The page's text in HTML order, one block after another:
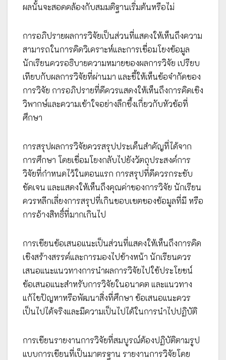
ผลนั้นจะสอดคล้องกับสมมติฐานเริ่มต้นหรือไม่
การอภิปรายผลการวิจัยเป็นส่วนที่แสดงให้เห็นถึงความ
สามารถในการคิดวิเคราะห์และการเชื่อมโยงข้อมูล
นักเรียนควรอธิบายความหมายของผลการวิจัย เปรียบ
เทียบกับผลการวิจัยที่ผ่านมา และชี้ให้เห็นข้อจำกัดของ
การวิจัย การอภิปรายที่ดีควรแสดงให้เห็นถึงการคิดเชิง
วิพากษ์และความเข้าใจอย่างลึกซึ้งเกี่ยวกับหัวข้อที่
ศึกษา
การสรุปผลการวิจัยควรสรุปประเด็นสำคัญที่ได้จาก
การศึกษา โดยเชื่อมโยงกลับไปยังวัตถุประสงค์การ
วิจัยที่กำหนดไว้ในตอนแรก การสรุปที่ดีควรกระชับ
ชัดเจน และแสดงให้เห็นถึงคุณค่าของการวิจัย นักเรียน
ควรหลีกเลี่ยงการสรุปที่เกินขอบเขตของข้อมูลที่มี หรือ
การอ้างสิทธิ์ที่มากเกินไป
การเขียนข้อเสนอแนะเป็นส่วนที่แสดงให้เห็นถึงการคิด
เชิงสร้างสรรค์และการมองไปข้างหน้า นักเรียนควร
เสนอแนะแนวทางการนำผลการวิจัยไปใช้ประโยชน์
ข้อเสนอแนะสำหรับการวิจัยในอนาคต และแนวทาง
แก้ไขปัญหาหรือพัฒนาสิ่งที่ศึกษา ข้อเสนอแนะควร
เป็นไปได้จริงและมีความเป็นไปได้ในการนำไปปฏิบัติ
การเขียนรายงานการวิจัยที่สมบูรณ์ต้องปฏิบัติตามรูป
แบบการเขียนที่เป็นมาตรฐาน รายงานการวิจัยโดย